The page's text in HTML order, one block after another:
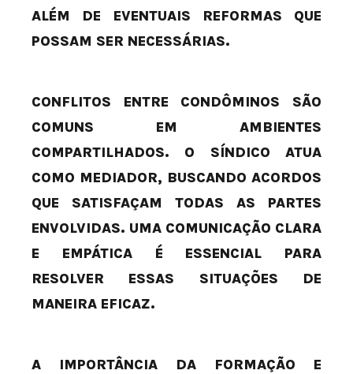
ALÉM DE EVENTUAIS REFORMAS QUE
POSSAM SER NECESSÁRIAS.
CONFLITOS ENTRE CONDÔMINOS SÃO
COMUNS EM AMBIENTES
COMPARTILHADOS. O SÍNDICO ATUA
COMO MEDIADOR, BUSCANDO ACORDOS
QUE SATISFAÇAM TODAS AS PARTES
ENVOLVIDAS. UMA COMUNICAÇÃO CLARA
E EMPÁTICA É ESSENCIAL PARA
RESOLVER ESSAS SITUAÇÕES DE
MANEIRA EFICAZ.
A IMPORTÂNCIA DA FORMAÇÃO E